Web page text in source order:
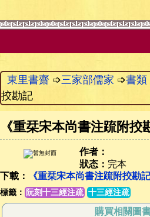
東里書齋 ➩三家部儒家 ➩書類
挍勘記
《重栞宋本尚書注䟽附挍
作者：
狀态： 完本
下載：
《重栞宋本尚書注䟽附挍勘
標籤： 阮刻十三經注疏 十三經注疏
購買相關圖